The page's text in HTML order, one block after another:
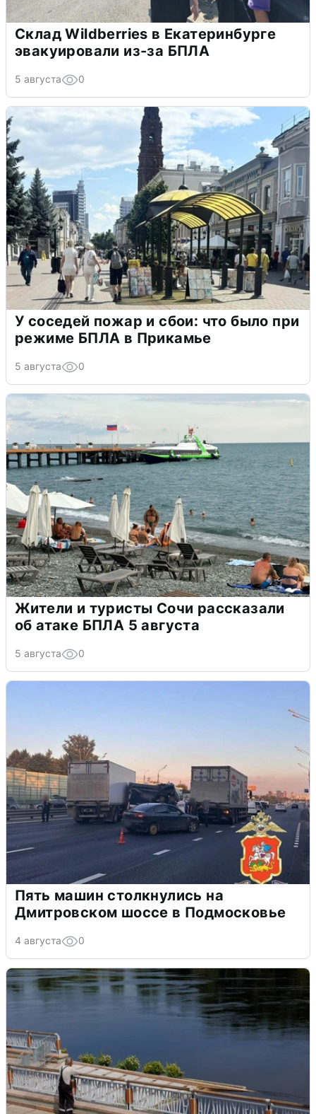
Склад Wildberries в Екатеринбурге
эвакуировали из-за БПЛА
5 августа 0
У соседей пожар и сбои: что было при
режиме БПЛА в Прикамье
5 августа 0
Жители и туристы Сочи рассказали
об атаке БПЛА 5 августа
5 августа 0
Пять машин столкнулись на
Дмитровском шоссе в Подмосковье
4 августа 0